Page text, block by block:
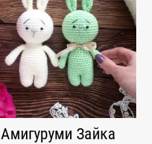
Амигуруми Зайка